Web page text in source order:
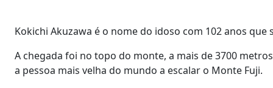
Kokichi Akuzawa é o nome do idoso com 102 anos
A chegada foi no topo do monte, a mais de 3700
a pessoa mais velha do mundo a escalar o Monte Fuji.